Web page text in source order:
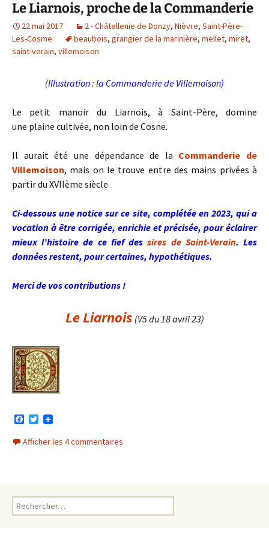
Le Liarnois, proche de la Commanderie
22 mai 2017 2 - Châtellenie de Donzy, Nièvre, Saint-Père-
Les-Cosme
beaubois, grangier de la marinière, mellet, miret,
saint-verain, villemoison
(Illustration : la Commanderie de Villemoison)
Le petit manoir du Liarnois, à Saint-Père, domine
une plaine cultivée, non loin de Cosne.
Il aurait été une dépendance de la Commanderie de
Villemoison, mais on le trouve entre des mains privées à
partir du XVIIème siècle.
Ci-dessous une notice sur ce site, complétée en 2023, qui a
vocation à être corrigée, enrichie et précisée, pour éclairer
mieux l’histoire de ce fief dessires de Saint-Verain. Les
données restent, pour certaines, hypothétiques.
Merci de vos contributions !
Le Liarnois (V5 du 18 avril 23)
c
e
T
i
t
Afficher les 4 commentaires
Rechercher :